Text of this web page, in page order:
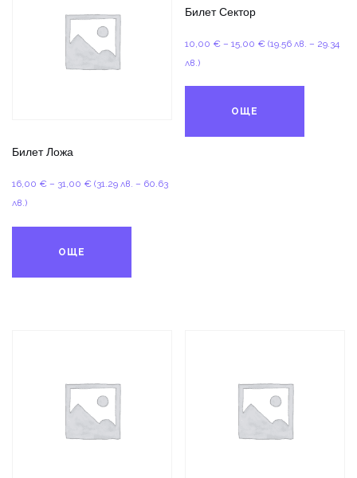
Билет Ложа
16,00 € – 31,00 €Price
(31.29 лв. – 60.63
лв.)
ОЩЕ
Билет Сектор
10,00 € – 15,00 € Price
(19.56 лв. – 29.34
лв.)
ОЩЕ